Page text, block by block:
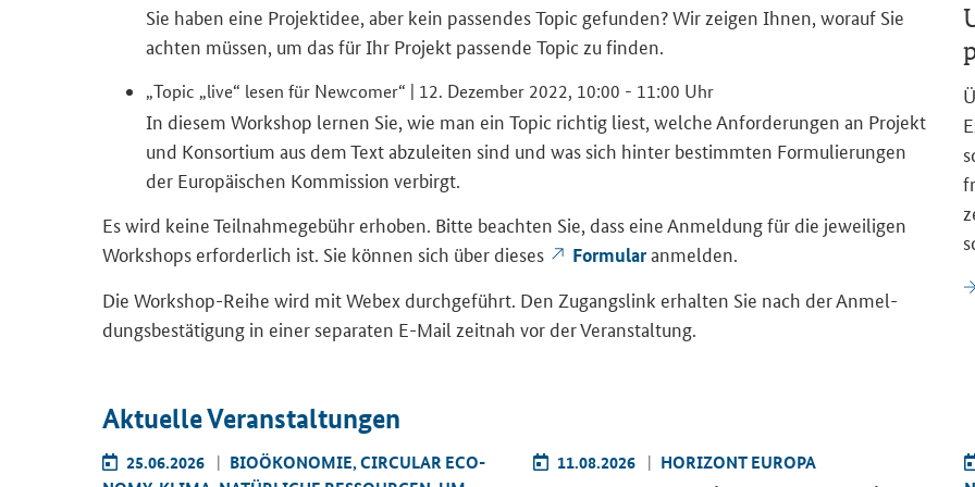
Sie haben eine Pro­jekt­idee, aber kein pas­sen­desTopic ge­fun­den? Wir zei­gen Ihnen, wor­auf Sie
ach­ten müs­sen, um das für Ihr Pro­jekt pas­sen­de Topic zu fin­den.
„Topic „live“ lesen für New­co­mer“ | 12. De­zem­ber 2022, 10:00 - 11:00 Uhr
In die­sem Work­shop ler­nen Sie, wie man ein Topic rich­tig liest, wel­che An­for­de­run­gen an Pro­jekt
und Kon­sor­ti­um aus dem Text ab­zu­lei­ten sind und was sich hin­ter be­stimm­ten For­mu­lie­run­gen
der Eu­ro­päi­schen Kom­mis­si­on ver­birgt.
Es wird keine Teil­nah­me­ge­bühr er­ho­ben. Bitte be­ach­ten Sie, dass eine An­mel­dung für die je­wei­li­gen
Work­shops er­for­der­lich ist. Sie kön­nen sich über die­ses
For­mu­laran­mel­den.
Die Workshop-​Reihe wird mit Webex durch­ge­führt. Den Zu­gangs­link er­hal­ten Sie nach der An­mel­
dungs­be­stä­ti­gung in einer se­pa­ra­ten E-​Mail zeit­nah vor der Ver­an­stal­tung.
Ak­tu­el­le Ver­an­stal­tun­gen
25.06.2026
BIO­ÖKO­NO­MIE, CIR­CU­LAR ECO­
11.08.2026 HO­RI­ZONT EU­RO­PA